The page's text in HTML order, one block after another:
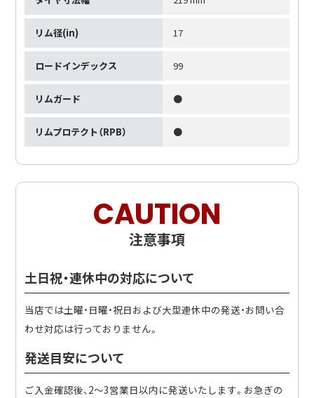
リム径(in) 17
ロードインデックス 99
リムガード ●
リムプロテクト（RPB） ●
CAUTION
注意事項
土日祝・連休中の対応について
当店では土曜・日曜・祝日および大型連休中の発送・お問い合
わせ対応は行っておりません。
発送目安について
ご入金確認後、2〜3営業日以内に発送いたします。お急ぎの